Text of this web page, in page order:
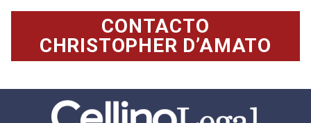
CONTACTO
CHRISTOPHER D’AMATO